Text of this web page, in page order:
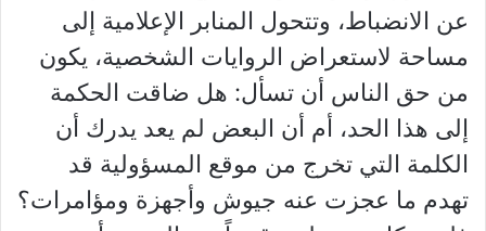
عن الانضباط، وتتحول المنابر الإعلامية إلى
مساحة لاستعراض الروايات الشخصية، يكون
من حق الناس أن تسأل: هل ضاقت الحكمة
إلى هذا الحد، أم أن البعض لم يعد يدرك أن
الكلمة التي تخرج من موقع المسؤولية قد
تهدم ما عجزت عنه جيوش وأجهزة ومؤامرات؟